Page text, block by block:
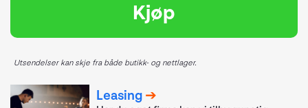
Kjøp
Utsendelser kan skje fra både butikk- og nettlager.
Leasing